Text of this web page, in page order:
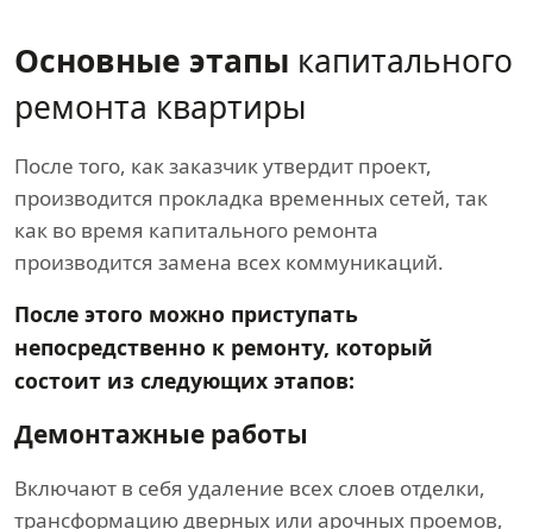
Основные этапы капитального
ремонта квартиры
После того, как заказчик утвердит проект,
производится прокладка временных сетей, так
как во время капитального ремонта
производится замена всех коммуникаций.
После этого можно приступать
непосредственно к ремонту, который
состоит из следующих этапов:
Демонтажные работы
Включают в себя удаление всех слоев отделки,
трансформацию дверных или арочных проемов,